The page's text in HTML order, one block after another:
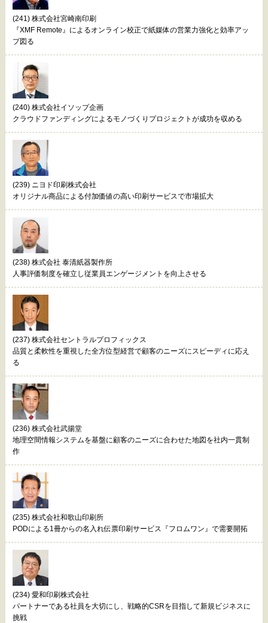
(241) 株式会社宮崎南印刷
『XMF Remote』によるオンライン校正で紙媒体の営業力強化と効率アッ
プ図る
(240) 株式会社イソップ企画
クラウドファンディングによるモノづくりプロジェクトが成功を収める
(239) ニヨド印刷株式会社
オリジナル商品による付加価値の高い印刷サービスで市場拡大
(238) 株式会社 泰清紙器製作所
人事評価制度を確立し従業員エンゲージメントを向上させる
(237) 株式会社セントラルプロフィックス
品質と柔軟性を重視した全方位型経営で顧客のニーズにスピーディに応え
る
(236) 株式会社武揚堂
地理空間情報システムを基盤に顧客のニーズに合わせた地図を社内一貫制
作
(235) 株式会社和歌山印刷所
PODによる1冊からの名入れ伝票印刷サービス『フロムワン』で需要開拓
(234) 愛和印刷株式会社
パートナーである社員を大切にし、戦略的CSRを目指して新規ビジネスに
挑戦